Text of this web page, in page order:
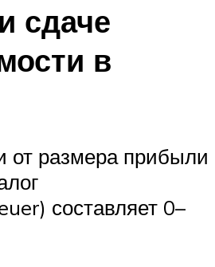
сдаче
в
от размера прибыли
составляет 0–